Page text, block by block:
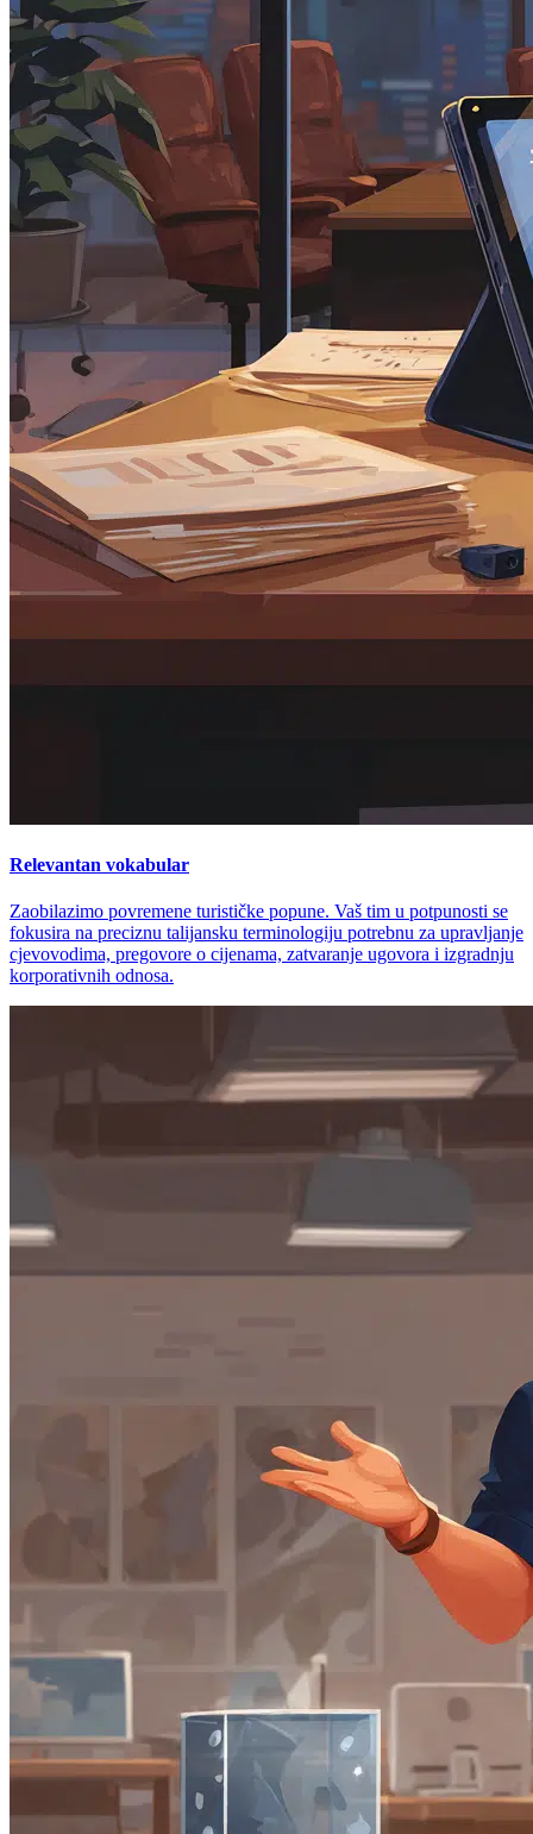
Relevantan vokabular
Zaobilazimo povremene turističke popune. Vaš tim u potpunosti se
fokusira na preciznu talijansku terminologiju potrebnu za upravljanje
cjevovodima, pregovore o cijenama, zatvaranje ugovora i izgradnju
korporativnih odnosa.